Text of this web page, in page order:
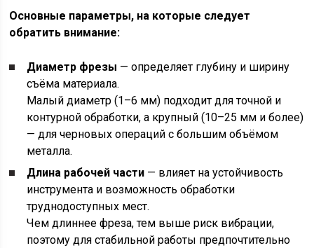
Основные параметры, на которые следует
обратить внимание:
Диаметр фрезы — определяет глубину и ширину
съёма материала.
Малый диаметр (1–6 мм) подходит для точной и
контурной обработки, а крупный (10–25 мм и более)
— для черновых операций с большим объёмом
металла.
Длина рабочей части — влияет на устойчивость
инструмента и возможность обработки
труднодоступных мест.
Чем длиннее фреза, тем выше риск вибрации,
поэтому для стабильной работы предпочтительно